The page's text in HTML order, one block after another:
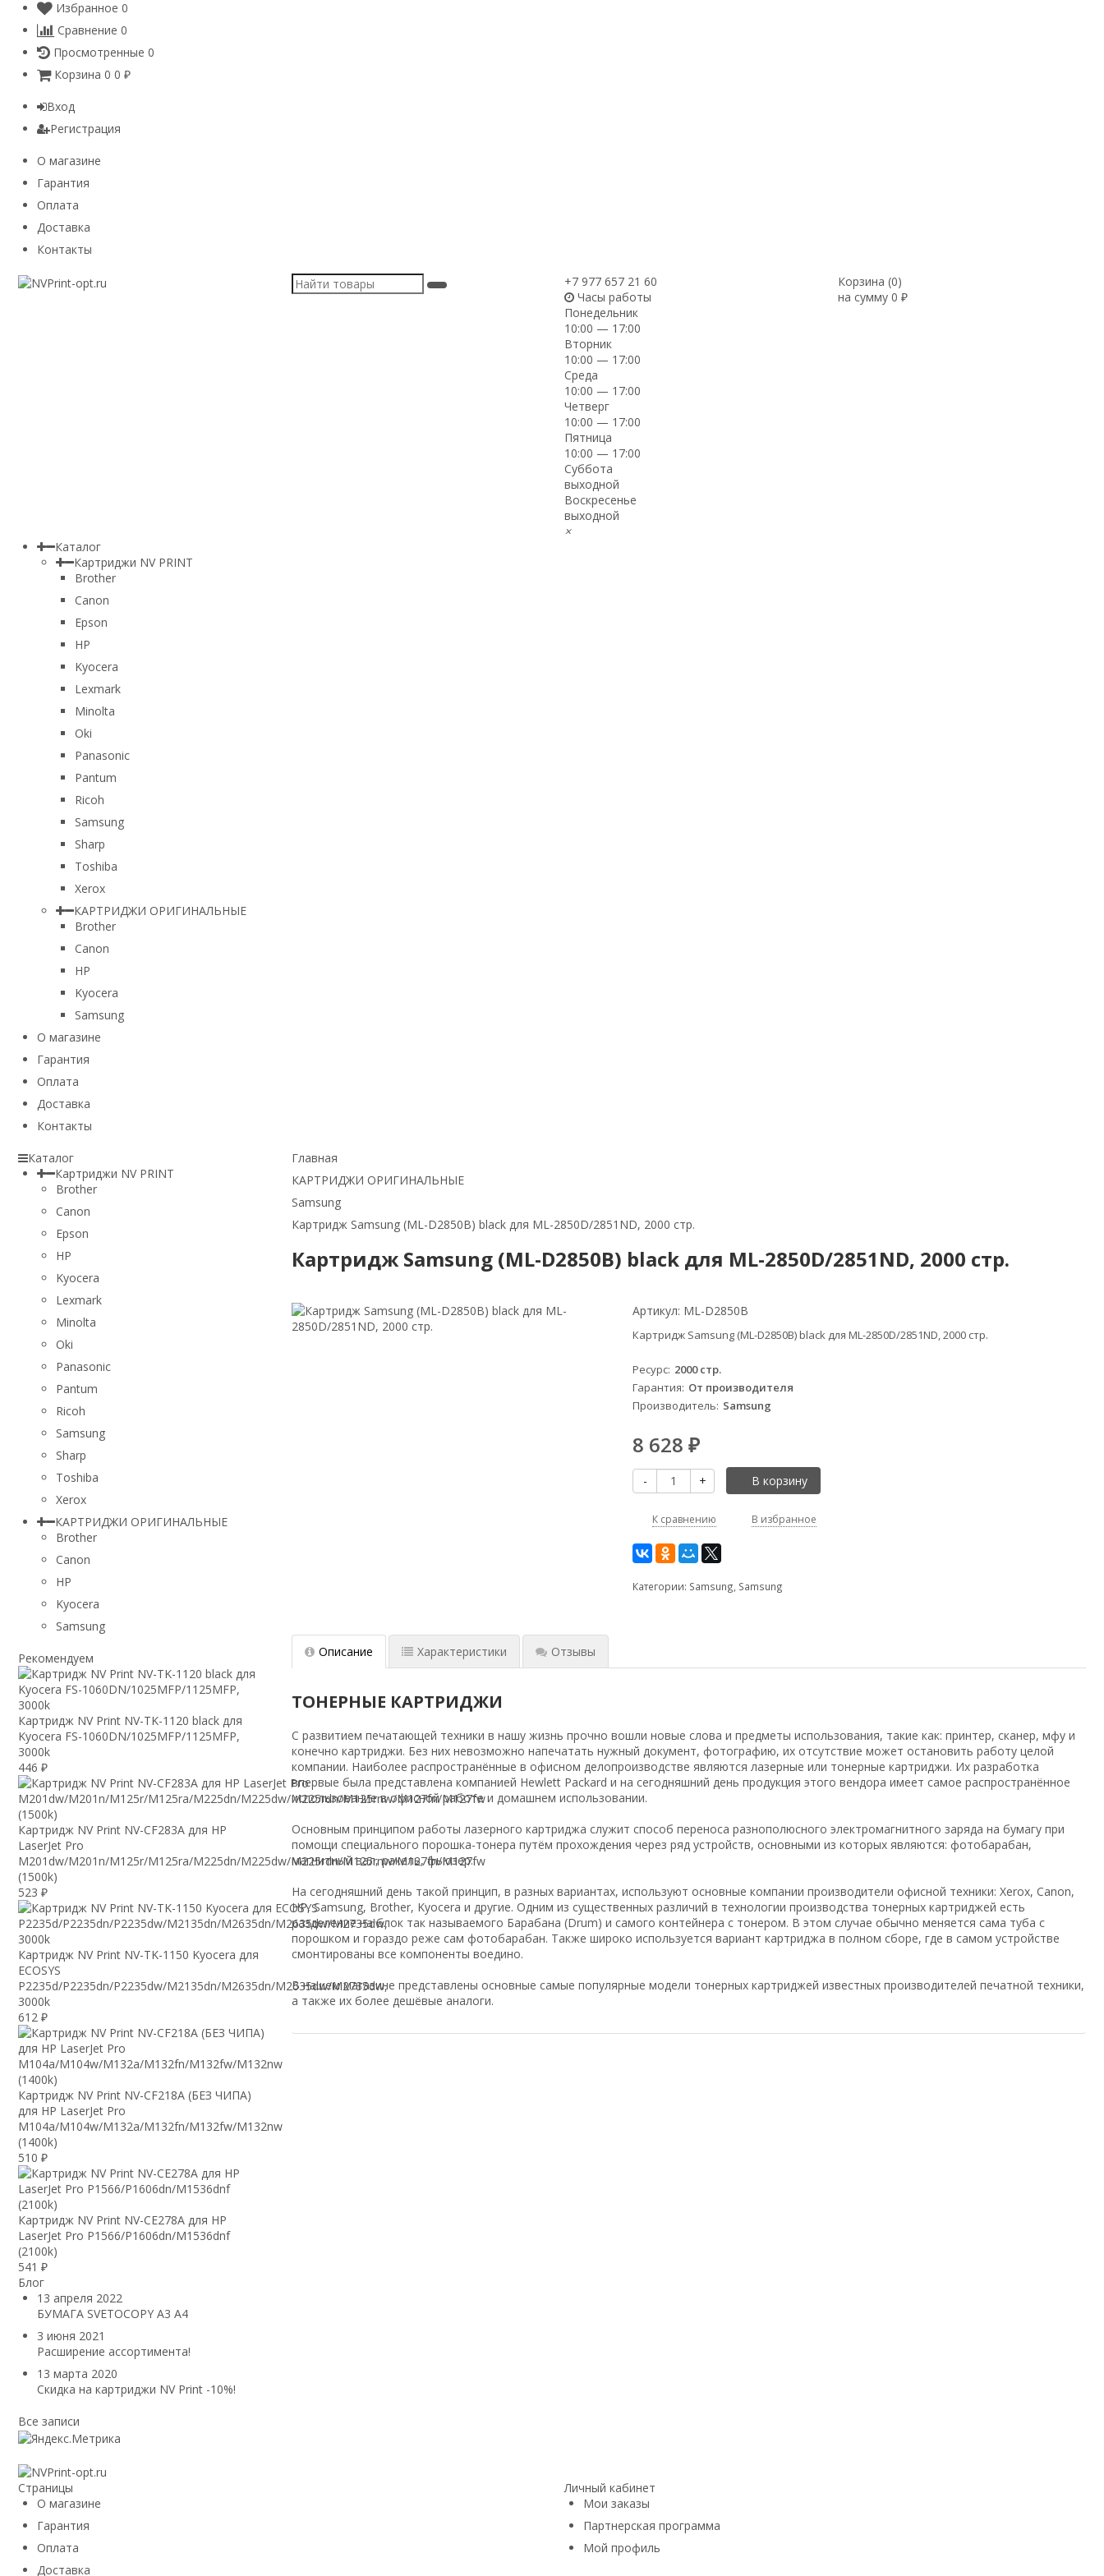
Избранное 0
Сравнение 0
Просмотренные 0
Корзина 0 0 ₽
Вход
Регистрация
О магазине
Гарантия
Оплата
Доставка
Контакты
+7 977 657 21 60
Часы работы
Понедельник
10:00 — 17:00
Вторник
10:00 — 17:00
Среда
10:00 — 17:00
Четверг
10:00 — 17:00
Пятница
10:00 — 17:00
Суббота
выходной
Воскресенье
выходной
×
Корзина (0)
на сумму 0 ₽
Каталог
Картриджи NV PRINT
Brother
Canon
Epson
HP
Kyocera
Lexmark
Minolta
Oki
Panasonic
Pantum
Ricoh
Samsung
Sharp
Toshiba
Xerox
КАРТРИДЖИ ОРИГИНАЛЬНЫЕ
Brother
Canon
HP
Kyocera
Samsung
О магазине
Гарантия
Оплата
Доставка
Контакты
Главная
КАРТРИДЖИ ОРИГИНАЛЬНЫЕ
Samsung
Картридж Samsung (ML-D2850B) black для ML-2850D/2851ND, 2000 стр.
Картридж Samsung (ML-D2850B) black для ML-2850D/2851ND, 2000 стр.
Артикул: ML-D2850B
Картридж Samsung (ML-D2850B) black для ML-2850D/2851ND, 2000 стр.
Ресурс 2000 стр.
Гарантия От производителя
Производитель Samsung
8 628₽
- + В корзину
К сравнению В избранное
Категории: Samsung Samsung
Описание Характеристики Отзывы
ТОНЕРНЫЕ КАРТРИДЖИ
С развитием печатающей техники в нашу жизнь прочно вошли новые слова и предметы использования, такие как: принтер, сканер, мфу и
конечно картриджи. Без них невозможно напечатать нужный документ, фотографию, их отсутствие может остановить работу целой
компании. Наиболее распространённые в офисном делопроизводстве являются лазерные или тонерные картриджи. Их разработка
впервые была представлена компанией Hewlett Packard и на сегодняшний день продукция этого вендора имеет самое распространённое
использование в офисной работе и домашнем использовании.
Основным принципом работы лазерного картриджа служит способ переноса разнополюсного электромагнитного заряда на бумагу при
помощи специального порошка-тонера путём прохождения через ряд устройств, основными из которых являются: фотобарабан,
магнитный вал, ракель, фьюзер.
На сегодняшний день такой принцип, в разных вариантах, используют основные компании производители офисной техники: Xerox, Canon,
HP, Samsung, Brother, Kyocera и другие. Одним из существенных различий в технологии производства тонерных картриджей есть
разделение на блок так называемого Барабана (Drum) и самого контейнера с тонером. В этом случае обычно меняется сама туба с
порошком и гораздо реже сам фотобарабан. Также широко используется вариант картриджа в полном сборе, где в самом устройстве
смонтированы все компоненты воедино.
В нашем магазине представлены основные самые популярные модели тонерных картриджей известных производителей печатной техники,
а также их более дешёвые аналоги.
Каталог
Картриджи NV PRINT
Brother
Canon
Epson
HP
Kyocera
Lexmark
Minolta
Oki
Panasonic
Pantum
Ricoh
Samsung
Sharp
Toshiba
Xerox
КАРТРИДЖИ ОРИГИНАЛЬНЫЕ
Brother
Canon
HP
Kyocera
Samsung
Рекомендуем
Картридж NV Print NV-TK-1120 black для
Kyocera FS-1060DN/1025MFP/1125MFP,
3000k
446 ₽
Картридж NV Print NV-CF283A для HP
LaserJet Pro
M201dw/M201n/M125r/M125ra/M225dn/M225dw/M225rdn/M125rnw/M127fn/M127fw
(1500k)
523 ₽
Картридж NV Print NV-TK-1150 Kyocera для
ECOSYS
P2235d/P2235dn/P2235dw/M2135dn/M2635dn/M2635dw/M2735dw,
3000k
612 ₽
Картридж NV Print NV-CF218A (БЕЗ ЧИПА)
для HP LaserJet Pro
M104a/M104w/M132a/M132fn/M132fw/M132nw
(1400k)
510 ₽
Картридж NV Print NV-CE278A для HP
LaserJet Pro P1566/P1606dn/M1536dnf
(2100k)
541 ₽
Блог
13 апреля 2022
БУМАГА SVETOCOPY A3 A4
3 июня 2021
Расширение ассортимента!
13 марта 2020
Скидка на картриджи NV Print -10%!
Все записи
Страницы
О магазине
Гарантия
Оплата
Доставка
Личный кабинет
Мои заказы
Партнерская программа
Мой профиль